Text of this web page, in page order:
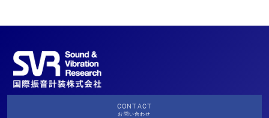
CONTACT
お問い合わせ